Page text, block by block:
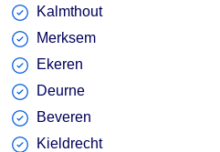
Kalmthout
Merksem
Ekeren
Deurne
Beveren
Kieldrecht